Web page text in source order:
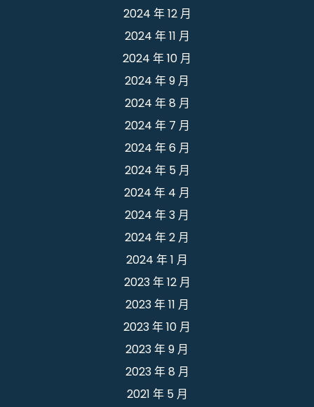
2024 年 12 月
2024 年 11 月
2024 年 10 月
2024 年 9 月
2024 年 8 月
2024 年 7 月
2024 年 6 月
2024 年 5 月
2024 年 4 月
2024 年 3 月
2024 年 2 月
2024 年 1 月
2023 年 12 月
2023 年 11 月
2023 年 10 月
2023 年 9 月
2023 年 8 月
2021 年 5 月